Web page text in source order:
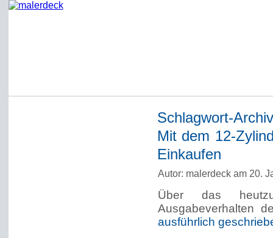
Schlagwort-
Mit dem 12-
Einkaufen
Autor: malerdeck am 20.
Über das
Ausgabeverhalten
ausführlich